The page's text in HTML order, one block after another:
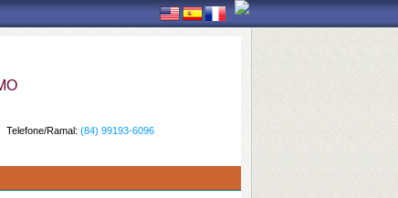
Telefone/Ramal: (84) 99193-6096